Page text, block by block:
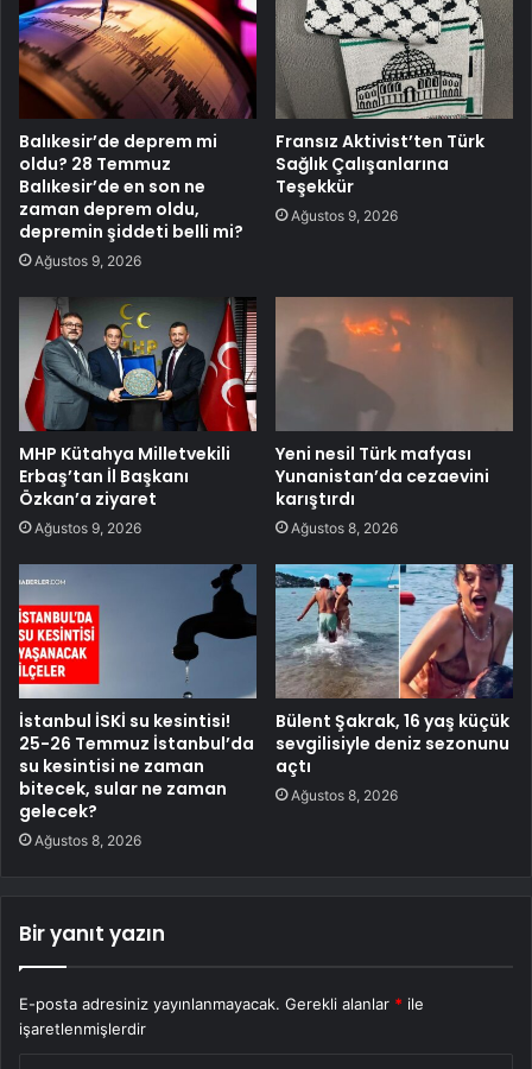
Balıkesir’de deprem mi
oldu? 28 Temmuz
Balıkesir’de en son ne
zaman deprem oldu,
depremin şiddeti belli mi?
Ağustos 9, 2026
Fransız Aktivist’ten Türk
Sağlık Çalışanlarına
Teşekkür
Ağustos 9, 2026
MHP Kütahya Milletvekili
Erbaş’tan İl Başkanı
Özkan’a ziyaret
Ağustos 9, 2026
Yeni nesil Türk mafyası
Yunanistan’da cezaevini
karıştırdı
Ağustos 8, 2026
İstanbul İSKİ su kesintisi!
25-26 Temmuz İstanbul’da
su kesintisi ne zaman
bitecek, sular ne zaman
gelecek?
Ağustos 8, 2026
Bülent Şakrak, 16 yaş küçük
sevgilisiyle deniz sezonunu
açtı
Ağustos 8, 2026
Bir yanıt yazın
E-posta adresiniz yayınlanmayacak. Gerekli alanlar * ile
işaretlenmişlerdir